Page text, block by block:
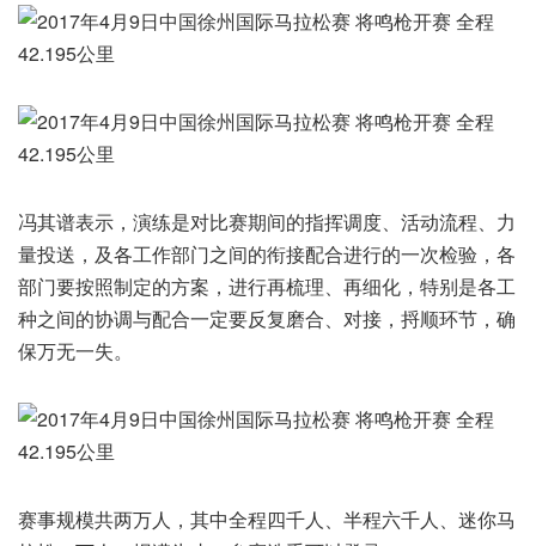
冯其谱表示，演练是对比赛期间的指挥调度、活动流程、力
量投送，及各工作部门之间的衔接配合进行的一次检验，各
部门要按照制定的方案，进行再梳理、再细化，特别是各工
种之间的协调与配合一定要反复磨合、对接，捋顺环节，确
保万无一失。
赛事规模共两万人，其中全程四千人、半程六千人、迷你马